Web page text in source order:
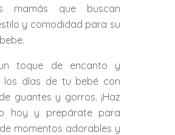
mamás que buscan
y comodidad para su
toque de encanto y
los días de tu bebé con
guantes y gorros. ¡Haz
hoy y prepárate para
momentos adorables y